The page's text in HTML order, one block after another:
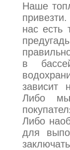
Наше
нас есть
в
зависит
Либо мы
Либо
для